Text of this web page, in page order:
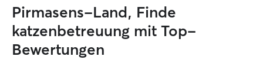
Pirmasens-Land, Finde
katzenbetreuung mit Top-
Bewertungen